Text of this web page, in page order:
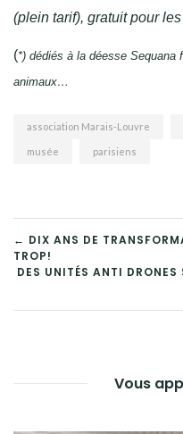
(plein tarif), gratuit pour
(*) dédiés à la déesse Sequana
animaux…
association Marais-Louvre
musée parisiens
DE
L’ARTICLE
← DIX ANS DE
TROP!
DES UNITÉS ANTI DRONES
Vous